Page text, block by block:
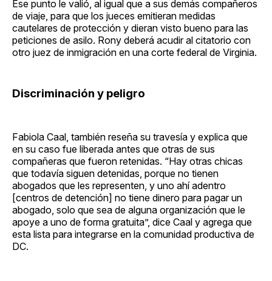
Ese punto le valió, al igual que a sus demás compañeros
de viaje, para que los jueces emitieran medidas
cautelares de protección y dieran visto bueno para las
peticiones de asilo. Rony deberá acudir al citatorio con
otro juez de inmigración en una corte federal de Virginia.
Discriminación y peligro
Fabiola Caal, también reseña su travesía y explica que
en su caso fue liberada antes que otras de sus
compañeras que fueron retenidas. “Hay otras chicas
que todavía siguen detenidas, porque no tienen
abogados que les representen, y uno ahí adentro
[centros de detención] no tiene dinero para pagar un
abogado, solo que sea de alguna organización que le
apoye a uno de forma gratuita”, dice Caal y agrega que
esta lista para integrarse en la comunidad productiva de
DC.